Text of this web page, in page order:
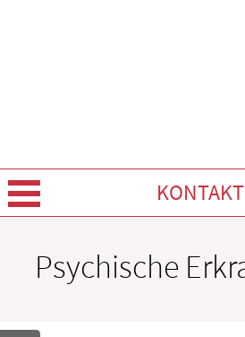
KONTAKT
Leistungen
Psychische